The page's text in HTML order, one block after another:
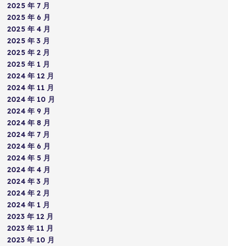
2025 年 7 月
2025 年 6 月
2025 年 4 月
2025 年 3 月
2025 年 2 月
2025 年 1 月
2024 年 12 月
2024 年 11 月
2024 年 10 月
2024 年 9 月
2024 年 8 月
2024 年 7 月
2024 年 6 月
2024 年 5 月
2024 年 4 月
2024 年 3 月
2024 年 2 月
2024 年 1 月
2023 年 12 月
2023 年 11 月
2023 年 10 月